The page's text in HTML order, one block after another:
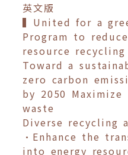
英文版
▍United for a
Program to
resource recycling
Toward a
zero carbon
by 2050
waste
Diverse recycling
•Enhance the
into energy